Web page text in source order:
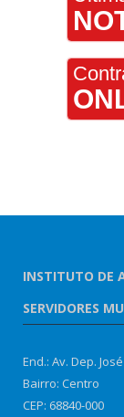
INSTITUTO DE
SERVIDORES
End.: Av. Dep.
Bairro: Centro
CEP: 68840-000